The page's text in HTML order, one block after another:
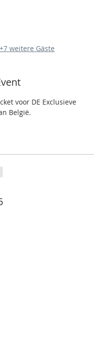
+7 weitere Gäste
voor DE Exclusieve
België.